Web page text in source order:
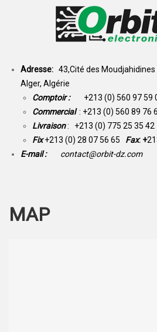
Adresse: 43,Cité des
Alger, Algérie
Comptoir : +213 (0) 560 97 59
Commercial : +213 (0) 560 89 76
Livraison: +213 (0) 775 25 35 42
Fix +213 (0) 28 07 56 65 Fax: +
E-mail :
contact@orbit-dz.com
MAP